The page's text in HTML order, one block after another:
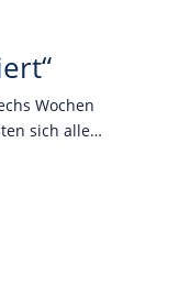
Wochen
sich alle…